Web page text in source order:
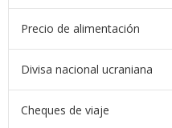
Precio de alimentación
Divisa nacional ucraniana
Cheques de viaje